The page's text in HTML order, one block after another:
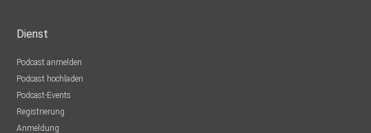
Dienst
Podcast anmelden
Podcast hochladen
Podcast-Events
Registrierung
Anmeldung